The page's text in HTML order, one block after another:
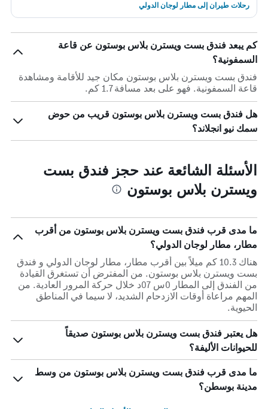
رحلات طيران إلى مطار لوجان الدولي
كم يبعد فندق بست ويسترن بلاس بوستون عن قاعة
السمفونية؟
فندق بست ويسترن بلاس بوستون مكان جيد للأقامة ومشاهدة
قاعة السمفونية. فهو على بعد مسافة 1.7 كم.
هل فندق بست ويسترن بلاس بوستون قريب من حوض
سمك نيو انجلاند؟
الأسئلة الشائعة عند حجز فندق بست
ويسترن بلاس بوستون
ما مدى قرب فندق بست ويسترن بلاس بوستون من أقرب
مطار، مطار لوجان الدولي؟
هناك 10.3 كم ميلاً بين أقرب مطار، مطار لوجان الدولي و فندق
بست ويسترن بلاس بوستون. من المفترض أن تستغرق القيادة
من الفندق إلى المطار 0س 07د خلال حركة المرور العادية. من
المهم مراعاة أوقات الازدحام الشديد، لا سيما في المناطق
الحيوية.
هل يعتبر فندق بست ويسترن بلاس بوستون صديقاً
للحيوانات الأليفة؟
ما مدى قرب فندق بست ويسترن بلاس بوستون من وسط
مدينة بوسطن؟